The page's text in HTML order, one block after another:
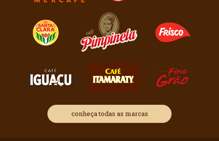
conheça todas as marcas